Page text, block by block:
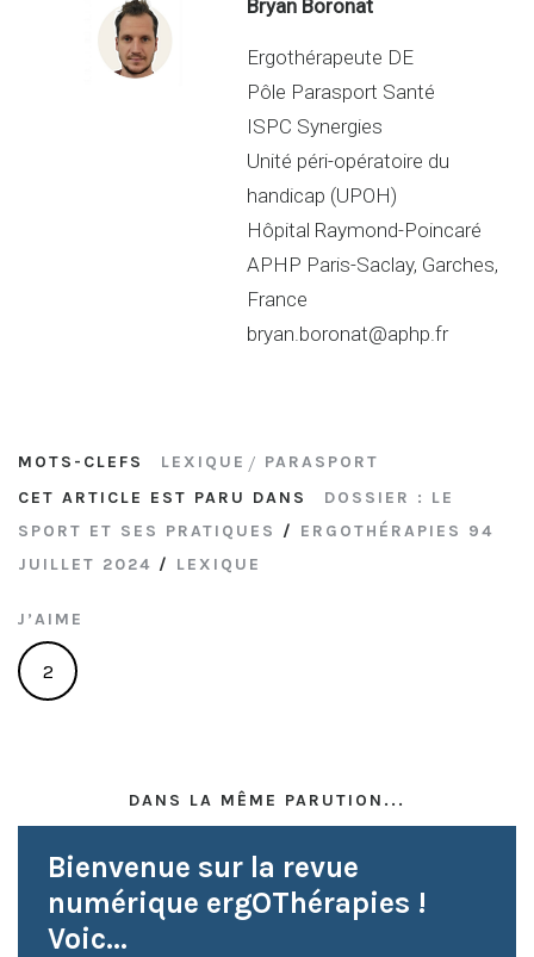
er
Bryan Boronat
Ergothérapeute DE
Pôle Parasport Santé
ISPC Synergies
Unité péri-opératoire du
handicap (UPOH)
Hôpital Raymond-Poincaré
APHP Paris-Saclay, Garches,
France
bryan.boronat@aphp.fr
MOTS-CLEFS LEXIQUE
PARASPORT
CET ARTICLE EST PARU DANS
DOSSIER : LE
SPORT ET SES PRATIQUES / ERGOTHÉRAPIES 94
JUILLET 2024 / LEXIQUE
J’AIME
2
DANS LA MÊME PARUTION...
Bienvenue sur la revue
numérique ergOThérapies !
Voic...